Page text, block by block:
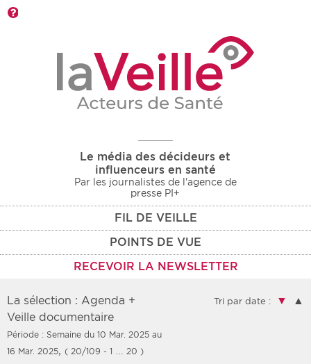
Le média des décideurs et
influenceurs en santé
Par les journalistes de l'agence de
presse PI+
FIL DE VEILLE
POINTS DE VUE
RECEVOIR LA NEWSLETTER
La sélection : Agenda +
Veille documentaire
Période : Semaine du 10 Mar. 2025 au
16 Mar. 2025, ( 20/109 - 1 … 20 )
Tri par date : ▼ ▲